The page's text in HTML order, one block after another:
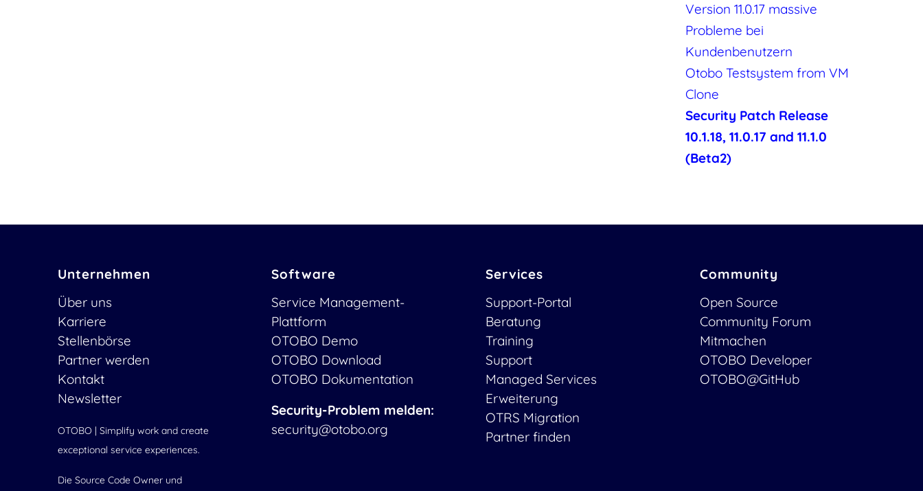
Version 11.0.17 massive
Probleme bei
Kundenbenutzern
Otobo Testsystem from VM
Clone
Security Patch Release
10.1.18, 11.0.17 and 11.1.0
(Beta2)
Unternehmen
Über uns
Karriere
Stellenbörse
Partner werden
Kontakt
Newsletter
OTOBO | Simplify work and create
exceptional service experiences.
Die Source Code Owner und
Software
Service Management-
Plattform
OTOBO Demo
OTOBO Download
OTOBO Dokumentation
Security-Problem melden:
security@otobo.org
Services
Support-Portal
Beratung
Training
Support
Managed Services
Erweiterung
OTRS Migration
Partner finden
Community
Open Source
Community Forum
Mitmachen
OTOBO Developer
OTOBO@GitHub